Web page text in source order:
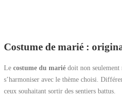
Costume de marié :
Le costume du marié doit non seulement
s’harmoniser avec le thème choisi.
ceux souhaitant sortir des sentiers battus.